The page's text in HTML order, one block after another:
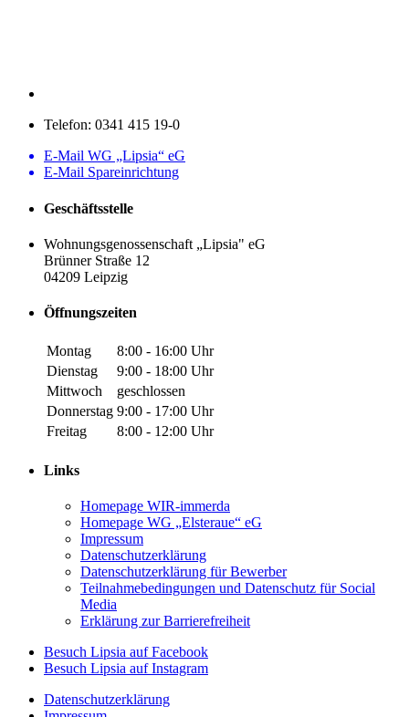
Telefon: 0341 415 19-0
E-Mail WG „Lipsia“ eG
E-Mail Spareinrichtung
Geschäftsstelle
Wohnungsgenossenschaft „Lipsia" eG
Brünner Straße 12
04209 Leipzig
Öffnungszeiten
Montag
8:00 - 16:00 Uhr
Dienstag
9:00 - 18:00 Uhr
Mittwoch
geschlossen
Donnerstag 9:00 - 17:00 Uhr
Freitag
8:00 - 12:00 Uhr
Links
Homepage WIR-immerda
Homepage WG „Elsteraue“ eG
Impressum
Datenschutzerklärung
Datenschutzerklärung für Bewerber
Teilnahmebedingungen und Datenschutz für Social
Media
Erklärung zur Barrierefreiheit
Zu
unserer
Seite
Besuch Lipsia auf Facebook
Zu
Instagram-
Besuch Lipsia auf Instagram
Datenschutzerklärung